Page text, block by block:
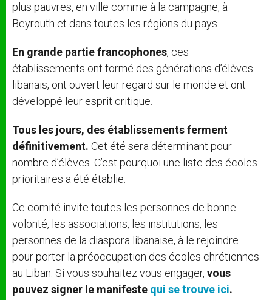
plus pauvres, en ville comme à la campagne, à
Beyrouth et dans toutes les régions du pays.
En grande partie francophones, ces
établissements ont formé des générations d’élèves
libanais, ont ouvert leur regard sur le monde et ont
développé leur esprit critique.
Tous les jours, des établissements ferment
définitivement. Cet été sera déterminant pour
nombre d’élèves. C’est pourquoi une liste des écoles
prioritaires a été établie.
Ce comité invite toutes les personnes de bonne
volonté, les associations, les institutions, les
personnes de la diaspora libanaise, à le rejoindre
pour porter la préoccupation des écoles chrétiennes
au Liban. Si vous souhaitez vous engager, vous
pouvez signer le manifeste qui se trouve ici.